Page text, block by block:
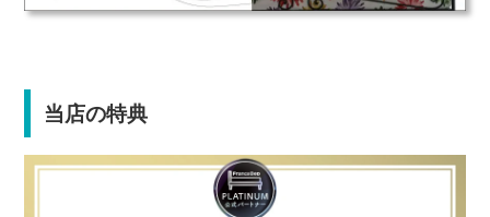
当店の特典